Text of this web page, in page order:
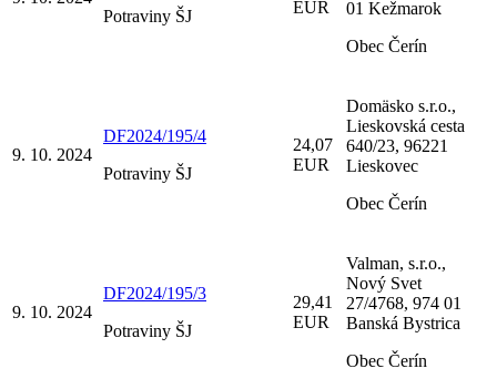
Potraviny ŠJ
EUR
01 Kežmarok
Obec Čerín
9. 10. 2024
DF2024/195/4
Potraviny ŠJ
24,07
EUR
Domäsko s.r.o.,
Lieskovská cesta
640/23, 96221
Lieskovec
Obec Čerín
9. 10. 2024
DF2024/195/3
Potraviny ŠJ
29,41
EUR
Valman, s.r.o.,
Nový Svet
27/4768, 974 01
Banská Bystrica
Obec Čerín